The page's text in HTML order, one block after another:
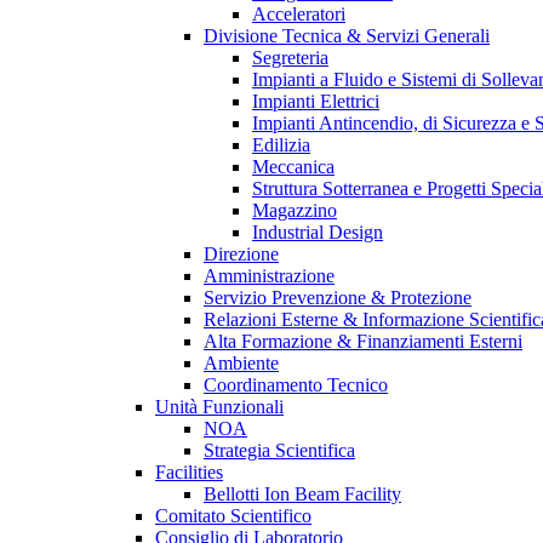
Acceleratori
Divisione Tecnica & Servizi Generali
Segreteria
Impianti a Fluido e Sistemi di
Impianti Elettrici
Impianti Antincendio, di Sicurezza e
Edilizia
Meccanica
Struttura Sotterranea e Progetti
Magazzino
Industrial Design
Direzione
Amministrazione
Servizio Prevenzione & Protezione
Relazioni Esterne & Informazione
Alta Formazione & Finanziamenti Esterni
Ambiente
Coordinamento Tecnico
Unità Funzionali
NOA
Strategia Scientifica
Facilities
Bellotti Ion Beam Facility
Comitato Scientifico
Consiglio di Laboratorio